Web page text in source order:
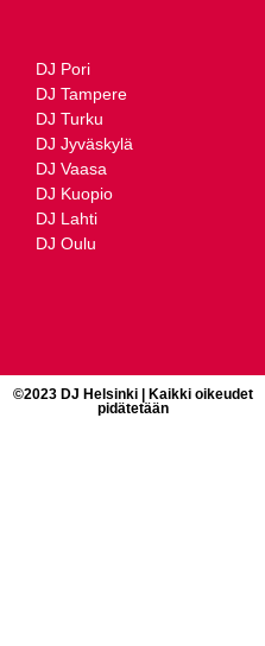
DJ Pori
DJ Tampere
DJ Turku
DJ Jyväskylä
DJ Vaasa
DJ Kuopio
DJ Lahti
DJ Oulu
©2023 DJ Helsinki | Kaikki oikeudet
pidätetään